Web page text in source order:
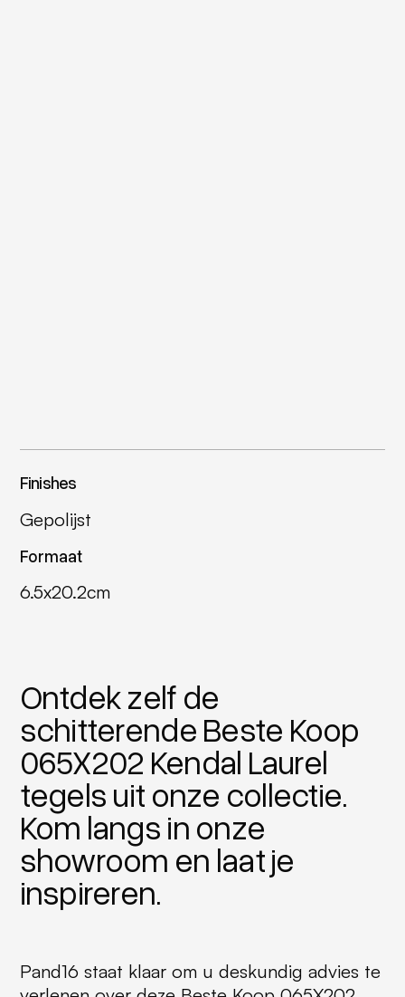
Finishes
Gepolijst
Formaat
6.5x20.2cm
Ontdek zelf de
schitterende Beste Koop
065X202 Kendal Laurel
tegels uit onze collectie.
Kom langs in onze
showroom en laat je
inspireren.
Pand16 staat klaar om u deskundig advies te